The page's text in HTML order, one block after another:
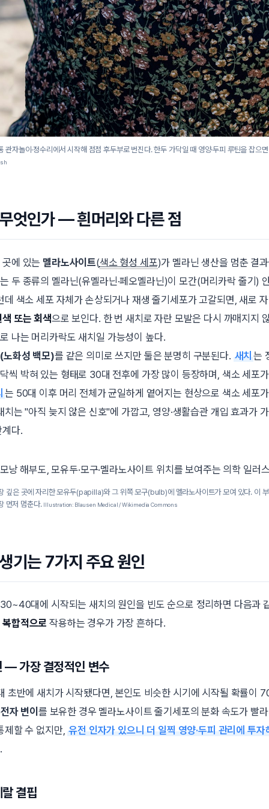
관자놀이·정수리에서 시작해 점점 후두부로 번진다. 한두 가닥일 때 영양·두피 루틴을 잡으
엇인가 — 흰머리와 다른 점
에 있는 멜라노사이트(색소 형성 세포)가 멜라닌 생산을 멈춘 결
두 종류의 멜라닌(유멜라닌·페오멜라닌)이 모간(머리카락 줄기)
데 색소 세포 자체가 손상되거나 재생 줄기세포가 고갈되면, 새로
색 또는 회색으로 보인다. 한 번 새치로 자란 모발은 다시 까매지지
나는 머리카락도 새치일 가능성이 높다.
노화성 백모)를 같은 의미로 쓰지만 둘은 분명히 구분된다. 새치 는
씩 박혀 있는 형태로 30대 전후에 가장 많이 등장하며, 색소 세포
는 50대 이후 머리 전체가 균일하게 옅어지는 현상으로 색소 세포
치는 아직 늦지 않은 신호 에 가깝고, 영양·생활습관 개입 효과가
다.
깊은 곳에 자리한모유두(papilla)와 그 위쪽 모구(bulb)에 멜라노사이트가 모여 있다. 이
먼저 멈춘다. Illustration: Blausen Medical / Wikimedia Commons
기는 7가지 주요 원인
대에 시작되는 새치의 원인을 빈도 순으로 정리하면 다음과
합적으로 작용하는 경우가 가장 흔하다.
— 가장 결정적인 변수
초반에 새치가 시작됐다면, 본인도 비슷한 시기에 시작될 확률이
자 변이 를 보유한 경우 멜라노사이트 줄기세포의 분화 속도가 빨
제할 수 없지만, 유전 인자가 있으니 더 일찍 영양·두피 관리에 투자
결핍